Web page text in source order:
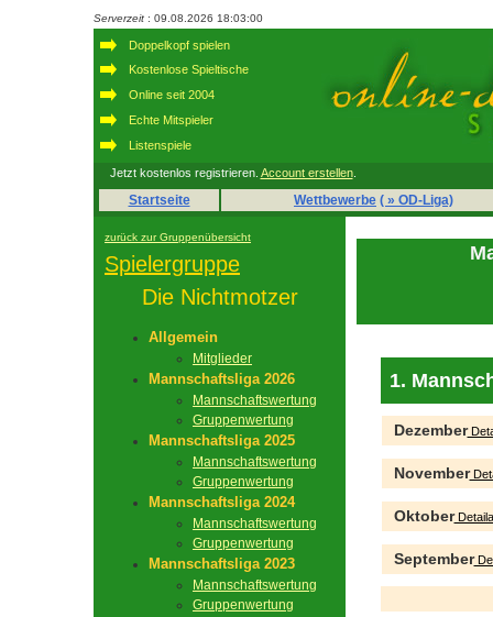
Serverzeit : 09.08.2026 18:03:00
Doppelkopf spielen
Kostenlose Spieltische
Online seit 2004
Echte Mitspieler
Listenspiele
Jetzt kostenlos registrieren. Account erstellen.
Startseite Wettbewerbe ( » OD-Liga)
zurück zur Gruppenübersicht
Spielergruppe
Die Nichtmotzer
Allgemein
Mitglieder
Mannschaftsliga 2026
Mannschaftswertung
Gruppenwertung
Mannschaftsliga 2025
Mannschaftswertung
Gruppenwertung
Mannschaftsliga 2024
Mannschaftswertung
Gruppenwertung
Mannschaftsliga 2023
Mannschaftswertung
Gruppenwertung
1.
Dezember
November
Oktober
September